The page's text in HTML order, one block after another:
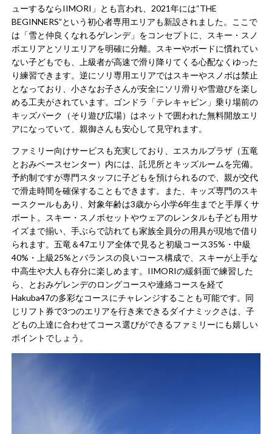
ューするならIIMORI」とも言われ、2021年には“THE
BEGINNERS”という初心者専用エリアも新設されました​。ここで
は「雪と仲良くなれるゲレンデ」をコンセプトに、スキー・スノ
ボエリアとソリエリアを明確に分離​。スキーやボードに慣れてい
ない子どもでも、上級者が高速で滑り降りてくる心配なくゆった
り練習できます。逆にソリ専用エリアではスキーやスノボは禁止​
となっており、小さなお子さんが安全にソリ滑りや雪遊びを楽し
める工夫がされています。ゴンドラ「テレキャビン」乗り場前の
キッズパーク（そり遊び広場）はネットで囲われた無料開放エリ
アになっていて、親御さんも安心して見守れます​。
ファミリー向けサービスも充実しており、エスカルプラザ（五竜
とおみベースセンター）内には、託児所とキッズルームを完備​。
予約制ですが専門スタッフに子どもを預けられるので、親が交代
で滑走時間を確保することもできます。また、キッズ専門のスキ
ースクールもあり、対象年齢は3歳から小学6年生までと手厚くサ
ポート​。スキー・スノボセットやウェアのレンタルも子ども用サ
イズまで揃い、手ぶらで訪れても家族全員分の用具が現地で借り
られます​。五竜＆47エリア全体で見ると初級コース35%・中級
40%・上級25%とバランスの良いコース構成で、スキーが上手な
中高生や大人も存分に楽しめます​。IIMORIの緩斜面で練習した
ら、とおみゲレンデのロングコースや連絡コースを経て
Hakuba47の多彩なコースにチャレンジすることも可能です。同
じリフト券で3つのエリアを行き来できるダイナミックさは、子
どもの上達に合わせてコース選びができるファミリーにも嬉しい
ポイントでしょう。